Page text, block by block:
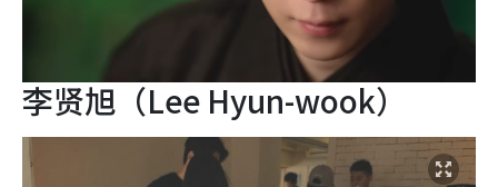
李贤旭（Lee Hyun-wook）